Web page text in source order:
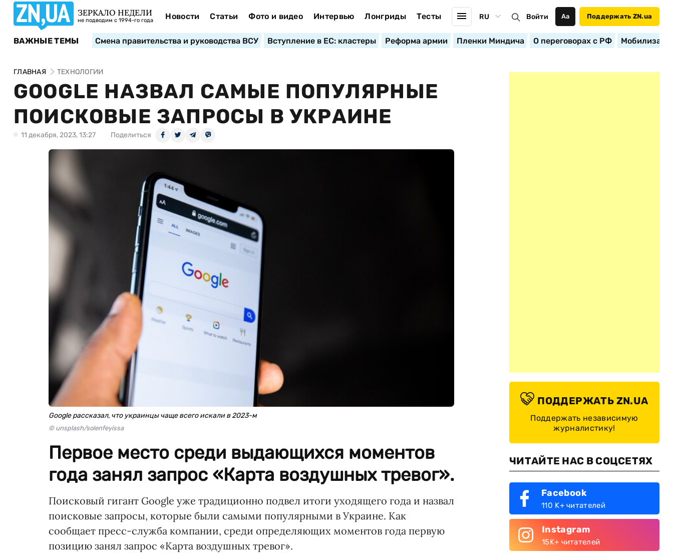
ЗЕРКАЛО НЕДЕЛИ
не подводим с 1994-го года Новости Статьи Фото и видео Интервью Лонгриды Тесты RU Войти Аа Поддержать ZN.ua
ВАЖНЫЕ ТЕМЫ Смена правительства и руководства ВСУ Вступление в ЕС: кластеры Реформа армии Пленки Миндича О переговорах с РФ
ГЛАВНАЯ ТЕХНОЛОГИИ
GOOGLE НАЗВАЛ САМЫЕ ПОПУЛЯРНЫЕ
ПОИСКОВЫЕ ЗАПРОСЫ В УКРАИНЕ
11 декабря, 2023, 13:27 Поделиться
Google рассказал, что украинцы чаще всего искали в 2023-м
© unsplash/solenfeyissa
Первое место среди выдающихся моментов
года занял запрос «Карта воздушных тревог».
Поисковый гигант Google уже традиционно подвел итоги уходящего года и назвал
поисковые запросы, которые были самыми популярными в Украине. Как
сообщает пресс-служба компании, среди определяющих моментов года первую
позицию занял запрос «Карта воздушных тревог».
ПОДДЕРЖАТЬ ZN.UA
Поддержать независимую
журналистику!
ЧИТАЙТЕ НАС В СОЦСЕТЯХ
Facebook
110 K+ читателей
Instagram
15K+ читателей